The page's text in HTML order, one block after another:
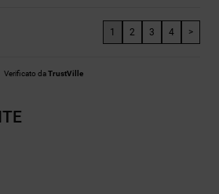
1 2 3 4 >
Verificato daTrustVille